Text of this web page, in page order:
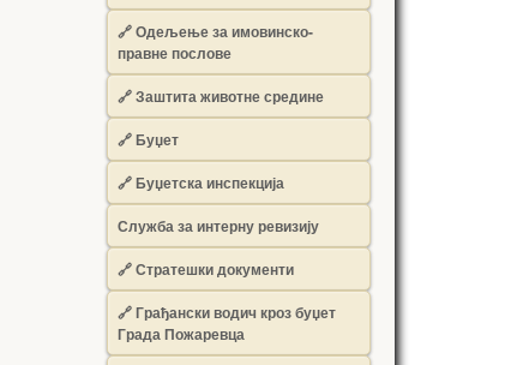
🔗Одељење за имовинско-
правне послове
🔗Заштита животне средине
🔗Буџет
🔗Буџетска инспекција
Служба за интерну ревизију
🔗Стратешки документи
🔗Грађански водич кроз буџет
Града Пожаревца